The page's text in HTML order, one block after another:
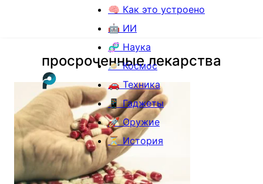
🧠 Как это устроено
🤖 ИИ
🧬 Наука
🪐 Космос
🚗 Техника
📱 Гаджеты
🚀 Оружие
⏳ История
просроченные лекарства